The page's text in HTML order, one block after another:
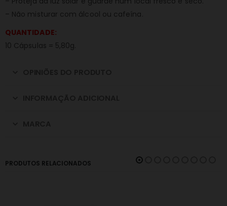
– Não misturar com álcool ou cafeína.
QUANTIDADE:
10 Cápsulas = 5,80g.
PRODUTOS RELACIONADOS